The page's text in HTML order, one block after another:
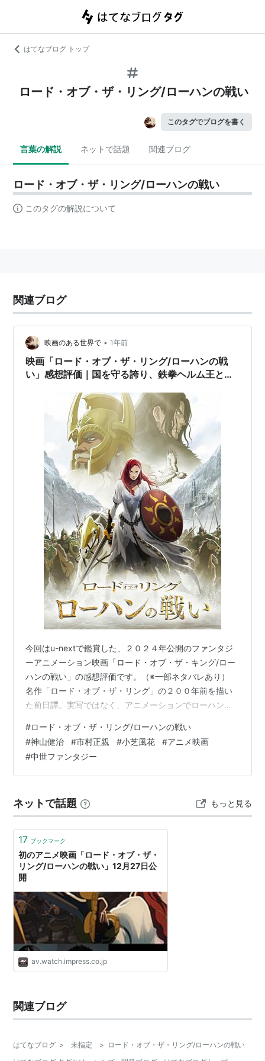
はてなブログ トップ
ロード・オブ・ザ・リング/ローハンの戦い
このタグでブログを書く
言葉の解説 ネットで話題 関連ブログ
ロード・オブ・ザ・リング/ローハンの戦い
このタグの解説について
関連ブログ
映画のある世界で • 1年前
映画「ロード・オブ・ザ・リング/ローハンの戦
い」感想評価｜国を守る誇り、鉄拳ヘルム王とヘ
今回はu-nextで鑑賞した、２０２４年公開のファンタジ
ーアニメーション映画「ロード・オブ・ザ・キング/ロー
ハンの戦い」の感想評価です。（※一部ネタバレあり）
名作「ロード・オブ・ザ・リング」の２００年前を描い
た前日譚。実写ではなく、アニメーションでローハンの
制作されたので、実写はやりつくした感じがあり、アニ
メでの挑戦は面白いですね。この本作をポイントと、感
想を交えて書いていきます。 ロード・オブ・ザ・リング
／ローハンの戦い ブライアン・コックス Amazon あらす
女。 ある日、国政会議の…
#ロード・オブ・ザ・リング/ローハンの戦い
#神山健治 #市村正親 #小芝風花 #アニメ映画
#中世ファンタジー
ネットで話題 もっと見る
17 ブックマーク
初のアニメ映画「ロード・オブ・ザ・
リング/ローハンの戦い」12月27日公
開
av.watch.impress.co.jp
関連ブログ
はてなブログ > 未指定 > ロード・オブ・ザ・リング/ローハンの戦い